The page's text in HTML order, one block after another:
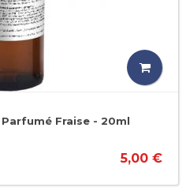
Fraise - 20ml
5,00 €